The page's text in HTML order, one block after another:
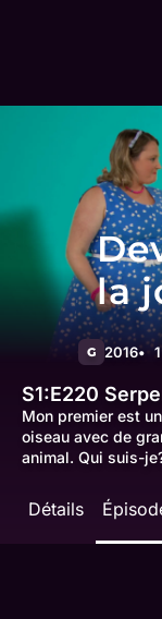
la
G 2016
S1:E220
Mon premier est
oiseau avec de
animal. Qui suis-
Détails